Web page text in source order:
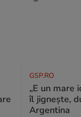
GSP.RO
„E un mare
îl jignește,
Argentina